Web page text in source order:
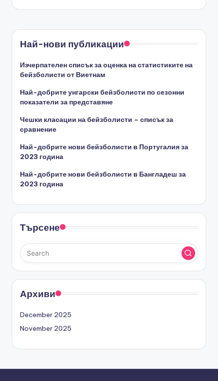
Най-нови публикации
Изчерпателен списък за оценка на статистиките на
бейзболисти от Виетнам
Най-добрите унгарски бейзболисти по сезонни
показатели за представяне
Чешки класации на бейзболисти – списък за
сравнение
Най-добрите нови бейзболисти в Португалия за
2023 година
Най-добрите нови бейзболисти в Бангладеш за
2023 година
Търсене
Архиви
December 2025
November 2025